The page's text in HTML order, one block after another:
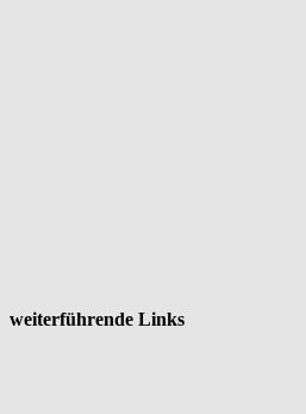
weiterführende Links